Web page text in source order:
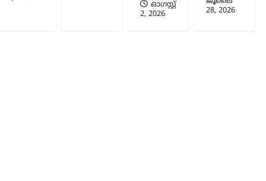
ഓഗസ്റ്റ്‌
2, 2026
28, 2026